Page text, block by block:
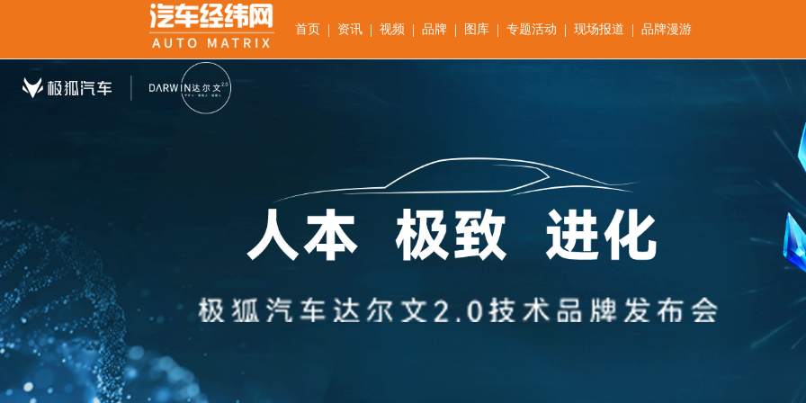
首页 | 资讯 | 视频 | 品牌 | 图库 | 专题活动 | 现场报道 | 品牌漫游